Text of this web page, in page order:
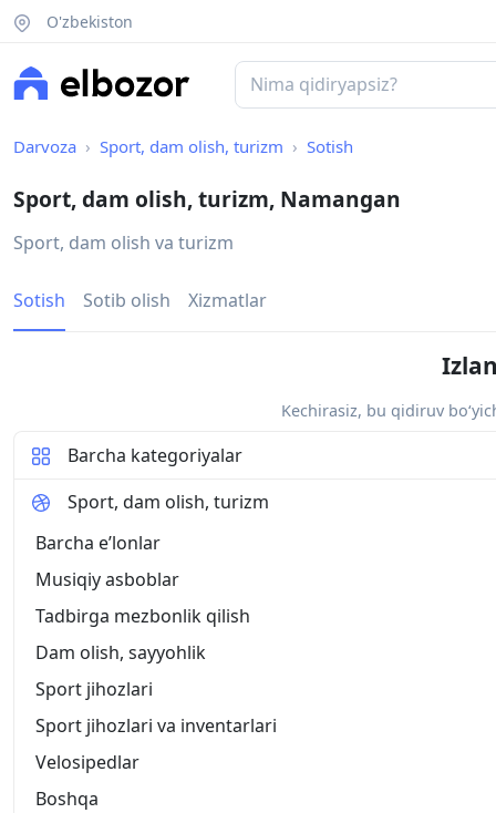
O'zbekiston
Darvoza Sport, dam olish, turizm Sotish
Sport, dam olish, turizm, Namangan
Sport, dam olish va turizm
Sotish Sotib olish Xizmatlar
Kechirasiz, bu qidiruv
Barcha kategoriyalar
Sport, dam olish, turizm
Barcha eʼlonlar
Musiqiy asboblar
Tadbirga mezbonlik qilish
Dam olish, sayyohlik
Sport jihozlari
Sport jihozlari va inventarlari
Velosipedlar
Boshqa